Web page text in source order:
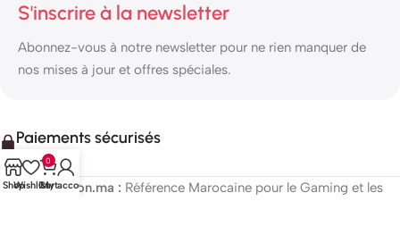
S'inscrire à la newsletter
Abonnez-vous à notre newsletter pour ne rien manquer de
nos mises à jour et offres spéciales.
Paiements sécurisés
Workstation.ma : Référence Marocaine pour le Gaming et les
ShopWishlist
0
Cart
My account